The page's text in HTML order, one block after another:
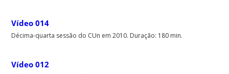
Vídeo 014
Décima-quarta sessão do CUn em 2010. Duração: 180 min.
Vídeo 012